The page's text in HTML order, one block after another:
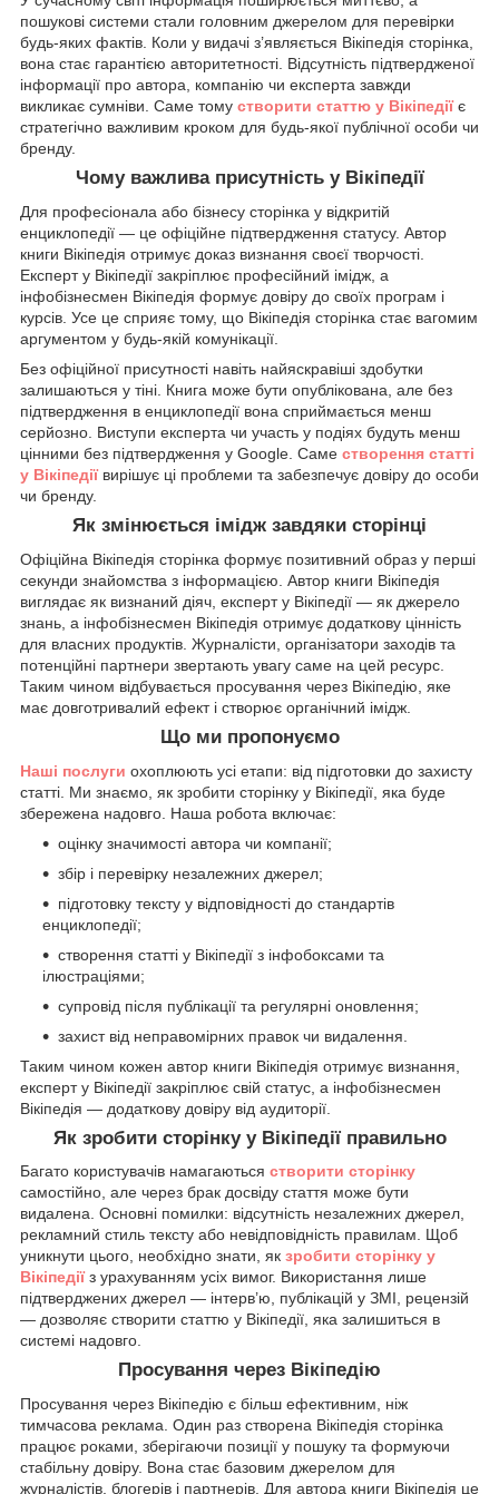
пошукові системи стали головним джерелом для перевірки
будь-яких фактів. Коли у видачі з’являється Вікіпедія сторінка,
вона стає гарантією авторитетності. Відсутність підтвердженої
інформації про автора, компанію чи експерта завжди
викликає сумніви. Саме тому створити статтю у Вікіпедіїє
стратегічно важливим кроком для будь-якої публічної особи чи
бренду.
Чому важлива присутність у Вікіпедії
Для професіонала або бізнесу сторінка у відкритій
енциклопедії — це офіційне підтвердження статусу. Автор
книги Вікіпедія отримує доказ визнання своєї творчості.
Експерт у Вікіпедії закріплює професійний імідж, а
інфобізнесмен Вікіпедія формує довіру до своїх програм і
курсів. Усе це сприяє тому, що Вікіпедія сторінка стає вагомим
аргументом у будь-якій комунікації.
Без офіційної присутності навіть найяскравіші здобутки
залишаються у тіні. Книга може бути опублікована, але без
підтвердження в енциклопедії вона сприймається менш
серйозно. Виступи експерта чи участь у подіях будуть менш
цінними без підтвердження у Google. Саме створення статті
у Вікіпедіївирішує ці проблеми та забезпечує довіру до особи
чи бренду.
Як змінюється імідж завдяки сторінці
Офіційна Вікіпедія сторінка формує позитивний образ у перші
секунди знайомства з інформацією. Автор книги Вікіпедія
виглядає як визнаний діяч, експерт у Вікіпедії — як джерело
знань, а інфобізнесмен Вікіпедія отримує додаткову цінність
для власних продуктів. Журналісти, організатори заходів та
потенційні партнери звертають увагу саме на цей ресурс.
Таким чином відбувається просування через Вікіпедію, яке
має довготривалий ефект і створює органічний імідж.
Що ми пропонуємо
Наші послуги охоплюють усі етапи: від підготовки до захисту
статті. Ми знаємо, як зробити сторінку у Вікіпедії, яка буде
збережена надовго. Наша робота включає:
оцінку значимості автора чи компанії;
збір і перевірку незалежних джерел;
підготовку тексту у відповідності до стандартів
енциклопедії;
створення статті у Вікіпедії з інфобоксами та
ілюстраціями;
супровід після публікації та регулярні оновлення;
захист від неправомірних правок чи видалення.
Таким чином кожен автор книги Вікіпедія отримує визнання,
експерт у Вікіпедії закріплює свій статус, а інфобізнесмен
Вікіпедія — додаткову довіру від аудиторії.
Як зробити сторінку у Вікіпедії правильно
Багато користувачів намагаються створити сторінку
самостійно, але через брак досвіду стаття може бути
видалена. Основні помилки: відсутність незалежних джерел,
рекламний стиль тексту або невідповідність правилам. Щоб
уникнути цього, необхідно знати, як зробити сторінку у
Вікіпедіїз урахуванням усіх вимог. Використання лише
підтверджених джерел — інтерв’ю, публікацій у ЗМІ, рецензій
— дозволяє створити статтю у Вікіпедії, яка залишиться в
системі надовго.
Просування через Вікіпедію
Просування через Вікіпедію є більш ефективним, ніж
тимчасова реклама. Один раз створена Вікіпедія сторінка
працює роками, зберігаючи позиції у пошуку та формуючи
стабільну довіру. Вона стає базовим джерелом для
журналістів, блогерів і партнерів. Для автора книги Вікіпедія це